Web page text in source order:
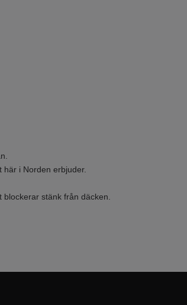
i Norden erbjuder.
stänk från däcken.